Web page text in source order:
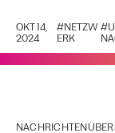
OKT 14,
2024
#NETZW
ERK
#